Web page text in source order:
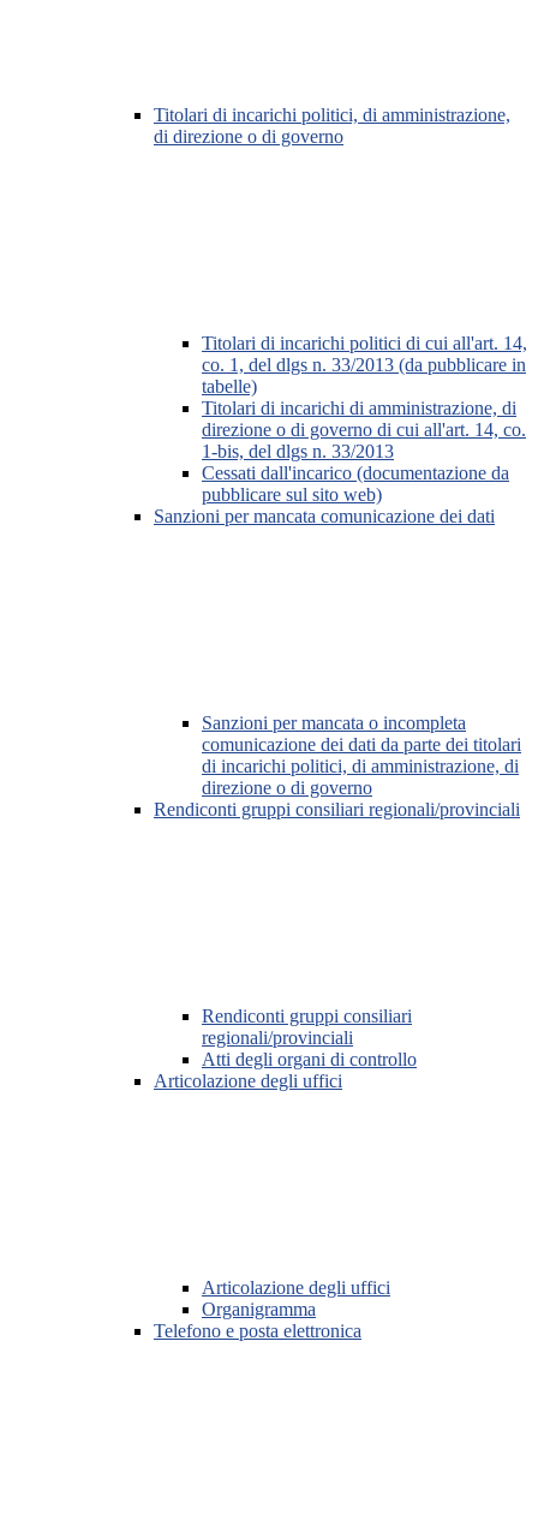
Titolari di incarichi politici, di amministrazione,
di direzione o di governo
Titolari di incarichi politici di cui all'art. 14,
co. 1, del dlgs n. 33/2013 (da pubblicare in
tabelle)
Titolari di incarichi di amministrazione, di
direzione o di governo di cui all'art. 14, co.
1-bis, del dlgs n. 33/2013
Cessati dall'incarico (documentazione da
pubblicare sul sito web)
Sanzioni per mancata comunicazione dei dati
Sanzioni per mancata o incompleta
comunicazione dei dati da parte dei titolari
di incarichi politici, di amministrazione, di
direzione o di governo
Rendiconti gruppi consiliari regionali/provinciali
Rendiconti gruppi consiliari
regionali/provinciali
Atti degli organi di controllo
Articolazione degli uffici
Articolazione degli uffici
Organigramma
Telefono e posta elettronica